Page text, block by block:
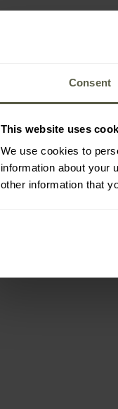
Consent
This website uses
We use cookies to
information about your
other information that